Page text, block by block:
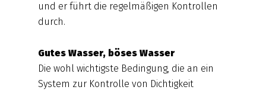
und er führt die regelmäßigen Kontrollen
durch.
Gutes Wasser, böses Wasser
Die wohl wichtigste Bedingung, die an ein
System zur Kontrolle von Dichtigkeit